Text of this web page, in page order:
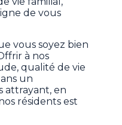
de vous
vous soyez bien
à nos
qualité de vie
un
attrayant, en
résidents est